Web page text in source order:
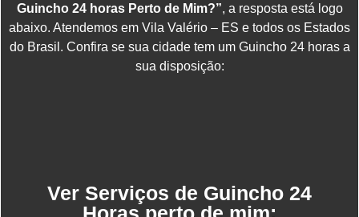
Guincho 24 horas Perto de Mim?”, a resposta está logo
abaixo. Atendemos em Vila Valério – ES e todos os Estados
do Brasil. Confira se sua cidade tem um Guincho 24 horas a
sua disposição:
Ver Serviços de Guincho 24